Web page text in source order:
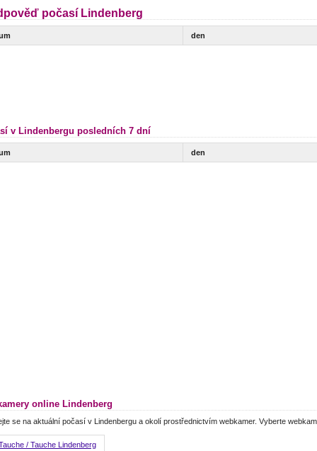
počasí Lindenberg
den
v Lindenbergu posledních 7 dní
den
online Lindenberg
se na aktuální počasí v Lindenbergu a okolí prostřednictvím webkamer. Vyberte